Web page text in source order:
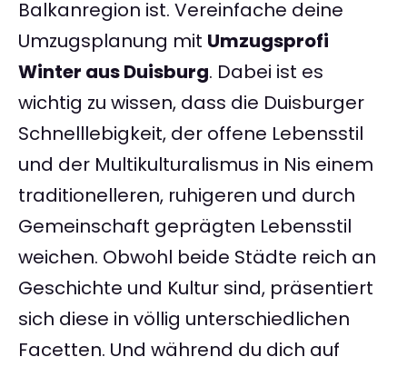
Balkanregion ist. Vereinfache deine
Umzugsplanung mit Umzugsprofi
Winter aus Duisburg. Dabei ist es
wichtig zu wissen, dass die Duisburger
Schnelllebigkeit, der offene Lebensstil
und der Multikulturalismus in Nis einem
traditionelleren, ruhigeren und durch
Gemeinschaft geprägten Lebensstil
weichen. Obwohl beide Städte reich an
Geschichte und Kultur sind, präsentiert
sich diese in völlig unterschiedlichen
Facetten. Und während du dich auf